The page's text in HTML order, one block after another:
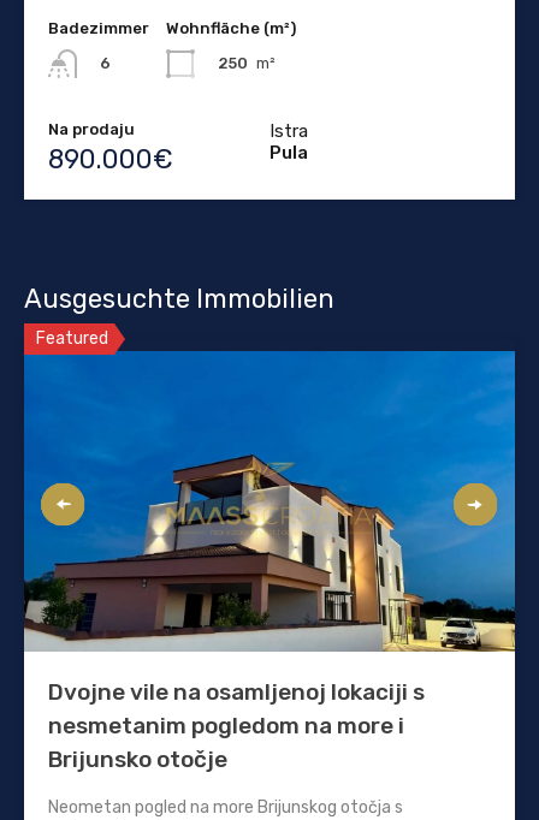
Badezimmer
6
Wohnfläche (m²)
250 m²
Na prodaju
890.000€
Istra
Pula
Ausgesuchte Immobilien
Featured
Dvojne vile na osamljenoj lokaciji s
nesmetanim pogledom na more i
Brijunsko otočje
Neometan pogled na more Brijunskog otočja s